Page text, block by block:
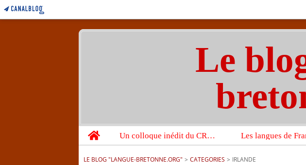
Le
Home
Un colloque inédit du CRBC sur les victimes de l’année 1944
LE BLOG "LANGUE-BRETONNE.ORG" > CATEGORIES > IRLANDE